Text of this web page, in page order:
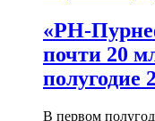
«РН-
почти 20
полугодие
В первом